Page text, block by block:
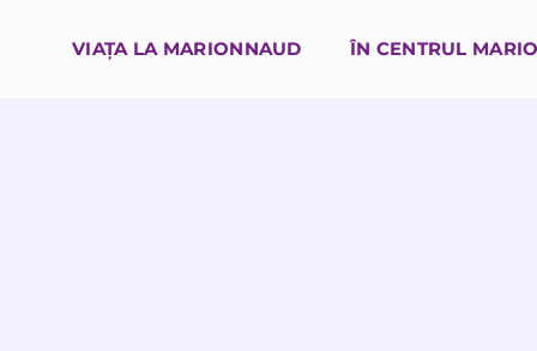
VIAȚA LA MARIONNAUD ÎN CENTRUL